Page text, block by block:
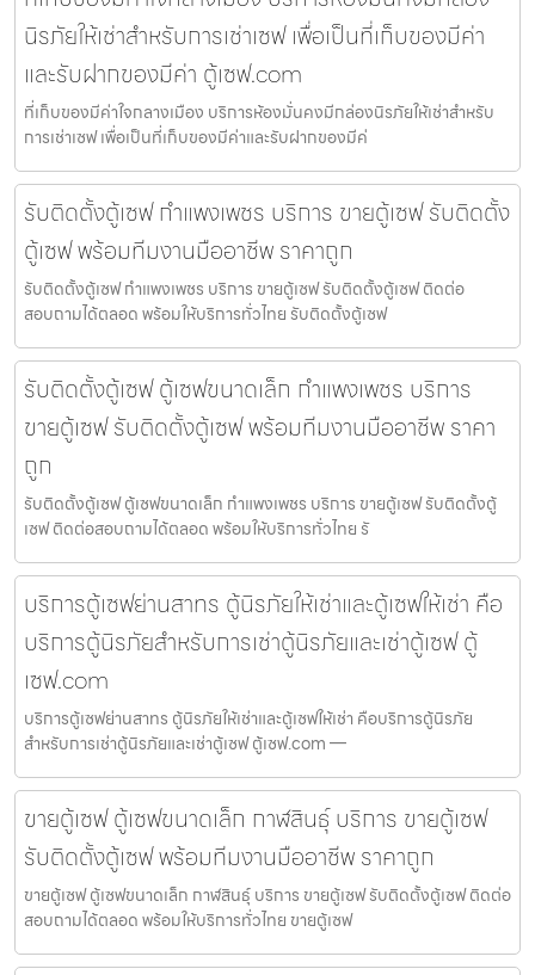
นิรภัยให้เช่าสำหรับการเช่าเซฟ เพื่อเป็นที่เก็บของมีค่า
และรับฝากของมีค่า ตู้เซฟ.com
ที่เก็บของมีค่าใจกลางเมือง บริการห้องมั่นคงมีกล่องนิรภัยให้เช่าสำหรับ
การเช่าเซฟ เพื่อเป็นที่เก็บของมีค่าและรับฝากของมีค่
รับติดตั้งตู้เซฟ กำแพงเพชร บริการ ขายตู้เซฟ รับติดตั้ง
ตู้เซฟ พร้อมทีมงานมืออาชีพ ราคาถูก
รับติดตั้งตู้เซฟ กำแพงเพชร บริการ ขายตู้เซฟ รับติดตั้งตู้เซฟ ติดต่อ
สอบถามได้ตลอด พร้อมให้บริการทั่วไทย รับติดตั้งตู้เซฟ
รับติดตั้งตู้เซฟ ตู้เซฟขนาดเล็ก กำแพงเพชร บริการ
ขายตู้เซฟ รับติดตั้งตู้เซฟ พร้อมทีมงานมืออาชีพ ราคา
ถูก
รับติดตั้งตู้เซฟ ตู้เซฟขนาดเล็ก กำแพงเพชร บริการ ขายตู้เซฟ รับติดตั้งตู้
เซฟ ติดต่อสอบถามได้ตลอด พร้อมให้บริการทั่วไทย รั
บริการตู้เซฟย่านสาทร ตู้นิรภัยให้เช่าและตู้เซฟให้เช่า คือ
บริการตู้นิรภัยสำหรับการเช่าตู้นิรภัยและเช่าตู้เซฟ ตู้
เซฟ.com
บริการตู้เซฟย่านสาทร ตู้นิรภัยให้เช่าและตู้เซฟให้เช่า คือบริการตู้นิรภัย
สำหรับการเช่าตู้นิรภัยและเช่าตู้เซฟ ตู้เซฟ.com —
ขายตู้เซฟ ตู้เซฟขนาดเล็ก กาฬสินธุ์ บริการ ขายตู้เซฟ
รับติดตั้งตู้เซฟ พร้อมทีมงานมืออาชีพ ราคาถูก
ขายตู้เซฟ ตู้เซฟขนาดเล็ก กาฬสินธุ์ บริการ ขายตู้เซฟ รับติดตั้งตู้เซฟ ติดต่อ
สอบถามได้ตลอด พร้อมให้บริการทั่วไทย ขายตู้เซฟ